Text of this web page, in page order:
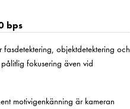
bps
fasdetektering, objektdetektering och
fokusering även vid
motivigenkänning är kameran